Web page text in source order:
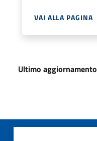
VAI ALLA PAGINA
Ultimo aggiornamento